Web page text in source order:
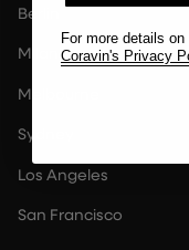
Berlin
Milano
Melbourne
Sydney
Los Angeles
San Francisco
For more details
Coravin's Privacy